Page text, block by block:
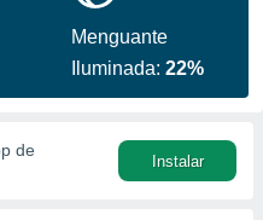
Menguante
Iluminada:22%
de
Instalar